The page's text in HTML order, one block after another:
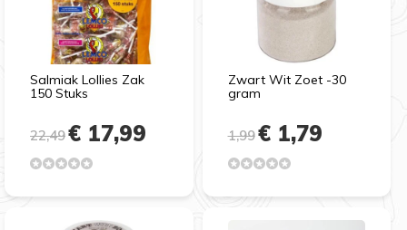
Salmiak Lollies Zak
150 Stuks
22,49€ 17,99
Zwart Wit Zoet -30
gram
1,99€ 1,79